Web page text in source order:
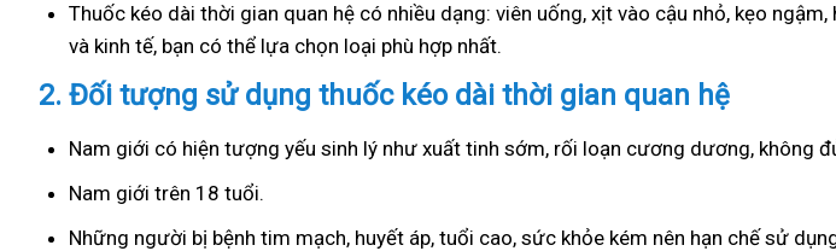
Thuốc kéo dài thời gian quan hệ có nhiều dạng: viên uống, xịt vào cậu nhỏ, kẹo
và kinh tế, bạn có thể lựa chọn loại phù hợp nhất.
2. Đối tượng sử dụng thuốc kéo dài thời gian quan hệ
Nam giới có hiện tượng yếu sinh lý như xuất tinh sớm, rối loạn cương dương, không
Nam giới trên 18 tuổi.
Những người bị bệnh tim mạch, huyết áp, tuổi cao, sức khỏe kém nên hạn chế sử